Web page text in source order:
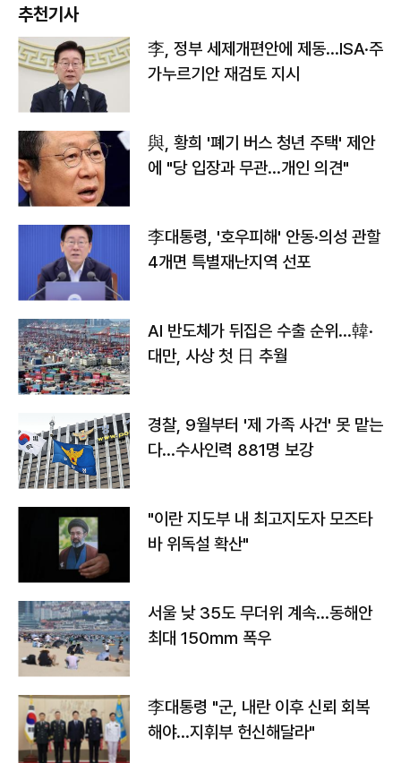
추천기사
李, 정부 세제개편안에 제동…ISA·주
가누르기안 재검토 지시
與, 황희 '폐기 버스 청년 주택' 제안
에 "당 입장과 무관…개인 의견"
李대통령, '호우피해' 안동·의성 관할
4개면 특별재난지역 선포
AI 반도체가 뒤집은 수출 순위…韓·
대만, 사상 첫 日 추월
경찰, 9월부터 '제 가족 사건' 못 맡는
다…수사인력 881명 보강
"이란 지도부 내 최고지도자 모즈타
바 위독설 확산"
서울 낮 35도 무더위 계속…동해안
최대 150㎜ 폭우
李대통령 "군, 내란 이후 신뢰 회복
해야…지휘부 헌신해달라"